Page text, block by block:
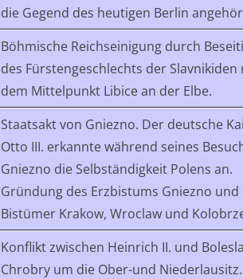
die Gegend des heutigen Berlin
Böhmische Reichseinigung durch
des Fürstengeschlechts der Slavnikiden
dem Mittelpunkt Libice an der Elbe.
Staatsakt von Gniezno. Der deutsche
Otto III. erkannte während seines
Gniezno die Selbständigkeit Polens an.
Gründung des Erzbistums Gniezno und
Bistümer Krakow, Wroclaw und
Konflikt zwischen Heinrich II. und
Chrobry um die Ober-und